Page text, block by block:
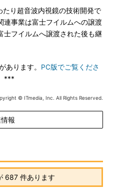
り超音波内視鏡の技術開発で
連事業は富士フイルムへの譲渡
士フイルムへ譲渡された後も継
あります。 PC版でご覧くださ
***
© ITmedia, Inc. All Rights Reserved.
報
687 件あります